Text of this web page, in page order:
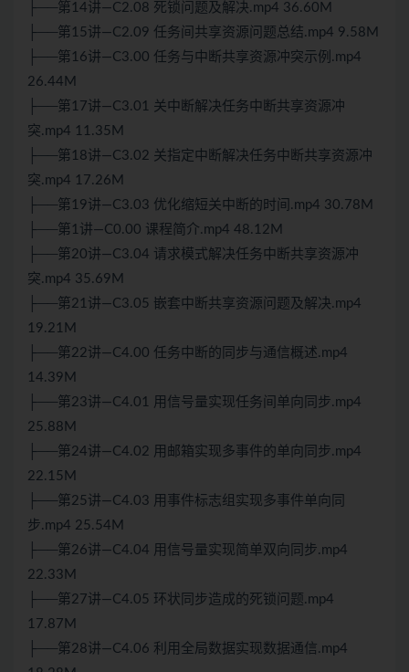
├──第14讲—C2.08 死锁问题及解决.mp4 36.60M
├──第15讲—C2.09 任务间共享资源问题总结.mp4 9.58M
├──第16讲—C3.00 任务与中断共享资源冲突示例.mp4
26.44M
├──第17讲—C3.01 关中断解决任务中断共享资源冲
突.mp4 11.35M
├──第18讲—C3.02 关指定中断解决任务中断共享资源冲
突.mp4 17.26M
├──第19讲—C3.03 优化缩短关中断的时间.mp4 30.78M
├──第1讲—C0.00 课程简介.mp4 48.12M
├──第20讲—C3.04 请求模式解决任务中断共享资源冲
突.mp4 35.69M
├──第21讲—C3.05 嵌套中断共享资源问题及解决.mp4
19.21M
├──第22讲—C4.00 任务中断的同步与通信概述.mp4
14.39M
├──第23讲—C4.01 用信号量实现任务间单向同步.mp4
25.88M
├──第24讲—C4.02 用邮箱实现多事件的单向同步.mp4
22.15M
├──第25讲—C4.03 用事件标志组实现多事件单向同
步.mp4 25.54M
├──第26讲—C4.04 用信号量实现简单双向同步.mp4
22.33M
├──第27讲—C4.05 环状同步造成的死锁问题.mp4
17.87M
├──第28讲—C4.06 利用全局数据实现数据通信.mp4